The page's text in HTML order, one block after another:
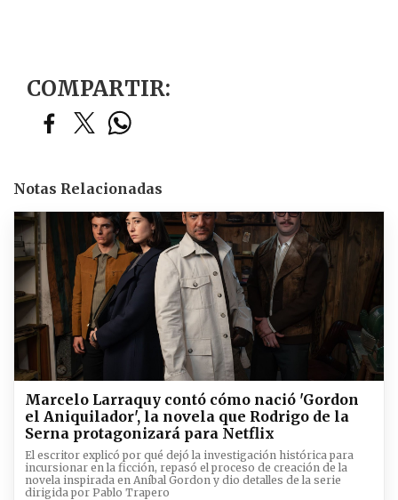
COMPARTIR:
Notas Relacionadas
Marcelo Larraquy contó cómo nació 'Gordon
el Aniquilador', la novela que Rodrigo de la
Serna protagonizará para Netflix
El escritor explicó por qué dejó la investigación histórica para
incursionar en la ficción, repasó el proceso de creación de la
novela inspirada en Aníbal Gordon y dio detalles de la serie
dirigida por Pablo Trapero